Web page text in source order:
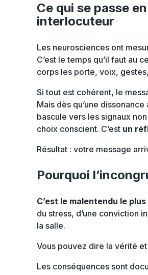
Ce qui se passe
interlocuteur
Les neurosciences ont
C’est le temps qu’il faut au
corps les porte, voix,
Si tout est cohérent, le
Mais dès qu’une dissonance
bascule vers les signaux
choix conscient. C’est un
Résultat : votre message
Pourquoi
C’est le malentendu le
du stress, d’une conviction
la salle.
Vous pouvez dire la vérité
Les conséquences sont